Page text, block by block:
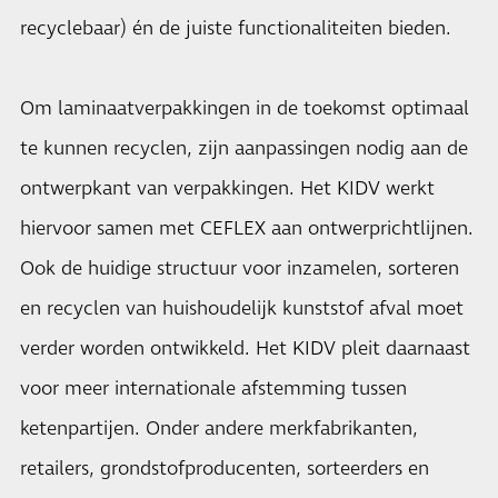
recyclebaar) én de juiste functionaliteiten bieden.
Om laminaatverpakkingen in de toekomst optimaal
te kunnen recyclen, zijn aanpassingen nodig aan de
ontwerpkant van verpakkingen. Het KIDV werkt
hiervoor samen met CEFLEX aan ontwerprichtlijnen.
Ook de huidige structuur voor inzamelen, sorteren
en recyclen van huishoudelijk kunststof afval moet
verder worden ontwikkeld. Het KIDV pleit daarnaast
voor meer internationale afstemming tussen
ketenpartijen. Onder andere merkfabrikanten,
retailers, grondstofproducenten, sorteerders en